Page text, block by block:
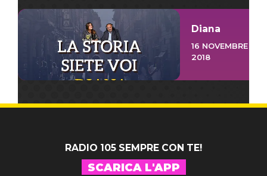
Diana
16 NOVEMBRE
2018
RADIO 105 SEMPRE CON TE!
SCARICA L'APP